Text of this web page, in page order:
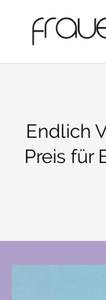
springen
Endlich
Preis für